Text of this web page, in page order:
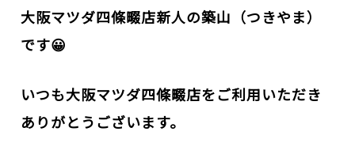
大阪マツダ四條畷店新人の築山（つきやま）
です😀
いつも大阪マツダ四條畷店をご利用いただき
ありがとうございます。